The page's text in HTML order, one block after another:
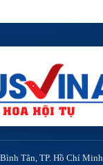
Tân, TP. Hồ Chí Minh